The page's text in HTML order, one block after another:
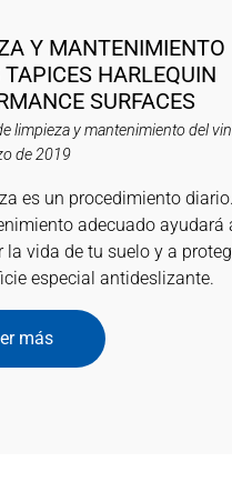
Y MANTENIMIENTO
TAPICES HARLEQUIN
SURFACES
limpieza y mantenimiento del
de 2019
es un procedimiento diario.
adecuado ayudará
la vida de tu suelo y a
especial antideslizante.
más